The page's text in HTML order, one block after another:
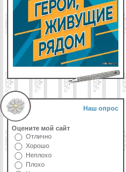
Наш опрос
Оцените мой сайт
Отлично
Хорошо
Неплохо
Плохо